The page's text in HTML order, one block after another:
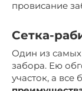
провисание
Сетка-
Один из самых
забора. Ею
участок, а все